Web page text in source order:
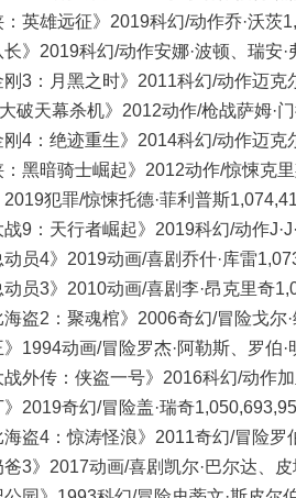
英雄远征》2019科幻/动作乔·沃茨
》2019科幻/动作安娜·波顿、瑞安
3：月黑之时》2011科幻/动作迈克
破天幕杀机》2012动作/枪战萨姆·
4：绝迹重生》2014科幻/动作迈克
黑暗骑士崛起》2012动作/惊悚克
犯罪/惊悚托德·菲利普斯
9：天行者崛起》2019科幻/动作
员4》2019动画/喜剧乔什·库雷
员3》2010动画/喜剧李·昂克里奇
盗2：聚魂棺》2006奇幻/冒险戈尔
1994动画/冒险罗杰·阿勒斯、罗伯
外传：侠盗一号》2016科幻/动作
2019奇幻/冒险盖·瑞奇
盗4：惊涛怪浪》2011奇幻/冒险罗
3》2017动画/喜剧凯尔·巴尔达、